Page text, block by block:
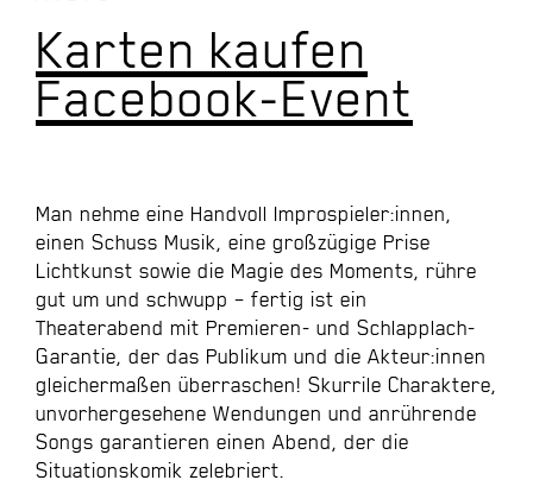
Karten kaufen
Facebook-Event
Man nehme eine Handvoll Improspieler:innen,
einen Schuss Musik, eine großzügige Prise
Lichtkunst sowie die Magie des Moments, rühre
gut um und schwupp – fertig ist ein
Theaterabend mit Premieren- und Schlapplach-
Garantie, der das Publikum und die Akteur:innen
gleichermaßen überraschen! Skurrile Charaktere,
unvorhergesehene Wendungen und anrührende
Songs garantieren einen Abend, der die
Situationskomik zelebriert.